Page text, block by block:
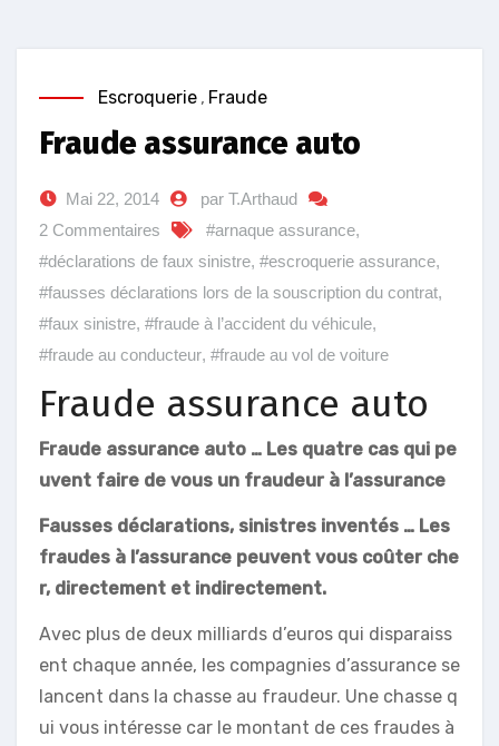
Escroquerie , Fraude
Fraude assurance auto
Mai 22, 2014
par T.Arthaud
2 Commentaires
#arnaque assurance,
#déclarations de faux sinistre, #escroquerie assurance,
#fausses déclarations lors de la souscription du contrat,
#faux sinistre, #fraude à l’accident du véhicule,
#fraude au conducteur, #fraude au vol de voiture
Fraude assurance auto
Fraude assurance auto … Les quatre cas qui pe
uvent faire de vous un fraudeur à l’assurance
Fausses déclarations, sinistres inventés … Les
fraudes à l’assurance peuvent vous coûter che
r, directement et indirectement.
Avec plus de deux milliards d’euros qui disparaiss
ent chaque année, les compagnies d’assurance se
lancent dans la chasse au fraudeur. Une chasse q
ui vous intéresse car le montant de ces fraudes à